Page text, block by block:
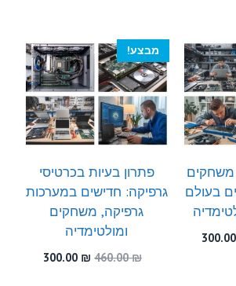
450.00 ₪.
300.00 ₪.
משחקים
בעולם
300.00
מבצע!
פתרון בעיות בכרטיסי
גרפיקה: חדישים במערכות
גרפיקה, משחקים
ומולטימדיה
460.00₪
המחיר
300.00 ₪
המחיר